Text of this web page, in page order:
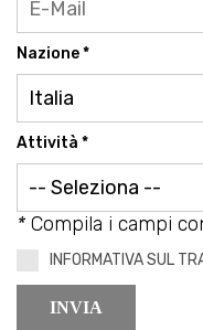
Nazione *
Attività *
* Compila i campi
INFORMATIVA SUL
INVIA